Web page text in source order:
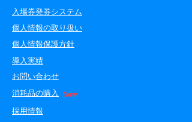
入場券発券システム
​個人情報の取り扱い
​個人情報保護方針
導入実績
お問い合わせ
New
消耗品の購入
採用情報